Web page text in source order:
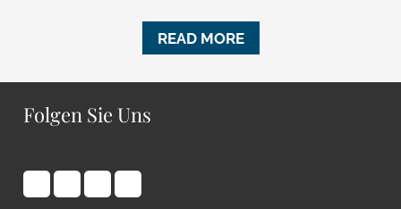
READ MORE
Folgen Sie Uns